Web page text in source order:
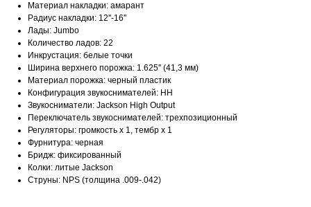
Материал накладки: амарант
Радиус накладки: 12''-16''
Лады: Jumbo
Количество ладов: 22
Инкрустация: белые точки
Ширина верхнего порожка: 1.625'' (41,3 мм)
Материал порожка: черный пластик
Конфигурация звукоснимателей: HH
Звукосниматели: Jackson High Output
Переключатель звукоснимателей: трехпозиционный
Регуляторы: громкость х 1, тембр х 1
Фурнитура: черная
Бридж: фиксированный
Колки: литые Jackson
Струны: NPS (толщина .009-.042)